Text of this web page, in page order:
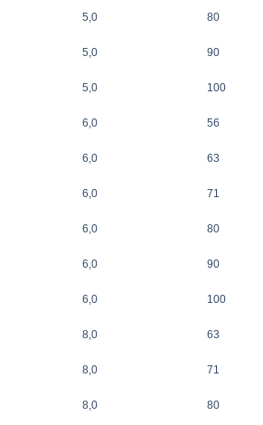
5,0 80
5,0 90
5,0 100
6,0 56
6,0 63
6,0 71
6,0 80
6,0 90
6,0 100
8,0 63
8,0 71
8,0 80